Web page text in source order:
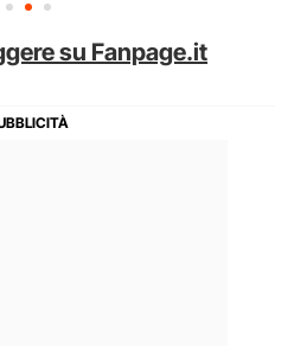
su Fanpage.it